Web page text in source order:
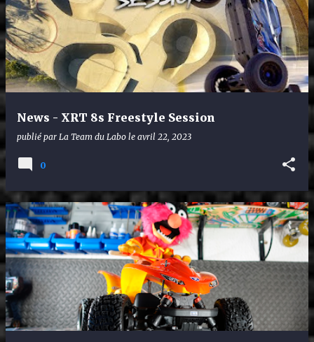
News - XRT 8s Freestyle Session
publié par La Team du Labo le avril 22, 2023
0